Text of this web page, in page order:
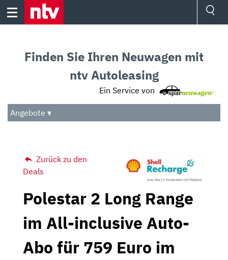
Skip
Audio
Das Beste
Finden Sie Ihren Neuwagen mit
ntv Autoleasing
Ein Service von
Angebote ▾
Zurück zu den
Deals
Polestar 2 Long Range
im All-inclusive Auto-
Abo für 759 Euro im